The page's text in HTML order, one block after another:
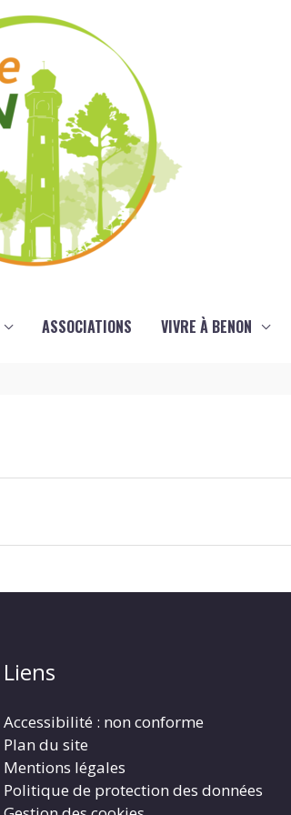
ASSOCIATIONS VIVRE À BENON
Liens
Accessibilité : non conforme
Plan du site
Mentions légales
Politique de protection des données